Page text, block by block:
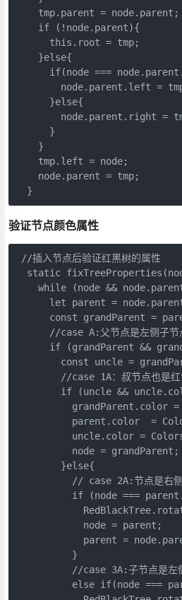
    tmp.parent = node.parent;
    if (!node.parent){
      this.root = tmp;
    }else{
if(node ===
node.parent.left =
      }else{
node.parent.right =
      }
    }
    tmp.left = node;
    node.parent = tmp;
  }
验证节点颜色属性
//插入节点后验证红黑树的属性
static
while (node &&
let parent =
const grandParent =
//case A:父节点是左侧子节
if (grandParent &&
const uncle =
//case 1A：叔节点也是红
if (uncle &&
grandParent.color =
parent.color  =
uncle.color =
          node = grandParent;
        }else{
// case 2A:节点是右
if (node ===
            node = parent;
parent =
          }
//case 3A:子节点是左
else if(node ===